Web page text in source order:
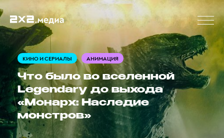
КИНО И СЕРИАЛЫ АНИМАЦИЯ
Что было во вселенной
Legendary до выхода
«Монарх: Наследие
монстров»